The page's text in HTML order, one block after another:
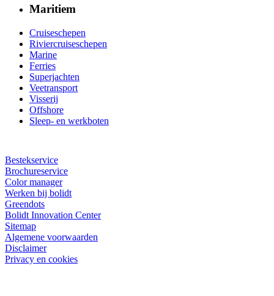
Maritiem
Cruiseschepen
Riviercruiseschepen
Marine
Ferries
Superjachten
Veetransport
Visserij
Offshore
Sleep- en werkboten
Bestekservice
Brochureservice
Color manager
Werken bij bolidt
Greendots
Bolidt Innovation Center
Sitemap
Algemene voorwaarden
Disclaimer
Privacy en cookies